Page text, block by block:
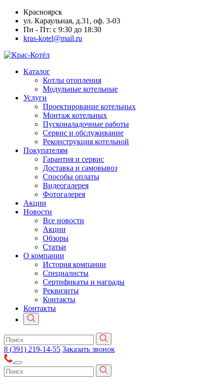
Красноярск
ул. Караульная, д.31, оф. 3-03
Пн - Пт: с 9:30 до 18:30
kras-kotel@mail.ru
Каталог
Котлы отопления
Модульные котельные
Услуги
Проектирование котельных
Монтаж котельных
Пусконаладочные работы
Сервис и обслуживание
Реконструкция котельной
Покупателям
Гарантия и сервис
Доставка и самовывоз
Способы оплаты
Видеогалерея
Фотогалерея
Акции
Новости
Все новости
Акции
Обзоры
Статьи
О компании
История компании
Специалисты
Сертификаты и награды
Реквизиты
Контакты
Контакты
8 (391) 219-14-55 Заказать звонок